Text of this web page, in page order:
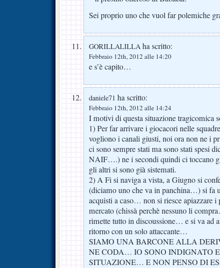
Sei proprio uno che vuol far polemiche
GORILLALILLA ha scritto:
Febbraio 12th, 2012 alle 14:20
e s’è capito…
daniele71 ha scritto:
Febbraio 12th, 2012 alle 14:24
I motivi di questa situazione tragicomica
1) Per far arrivare i giocacori nelle
vogliono i canali giusti, noi ora non ne i
ci sono sempre stati ma sono stati spesi
NAIF….) ne i secondi quindi ci toccano
gli altri si sono già sistemati.
2) A Fi si naviga a vista, a Giugno si
(diciamo uno che va in panchina…) si fa
acquisti a caso… non si riesce apiazzare i
mercato (chissà perchè nessuno li
rimette tutto in discoussione… e si va ad
ritorno con un solo attaccante…
SIAMO UNA BARCONE ALLA
NE CODA… IO SONO INDIGNATO
SITUAZIONE… E NON PENSO DI